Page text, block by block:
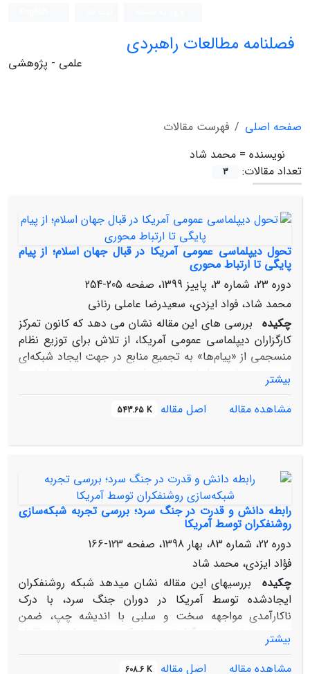
فصلنامه مطالعات راهبردی
علمی - پژوهشی
صفحه اصلی
فهرست مقالات
نویسنده = محمد شاد
تعداد مقالات:
3
تحول دیپلماسی عمومی آمریکا در قبال جهان اسلام؛ از پیام‏
پایگی تا ارتباط‏ محوری
دوره 23، شماره 3، پاییز 1399، صفحه
205-254
محمد شاد، فواد ایزدی، سعیدرضا عاملی رنانی
چکیده بررسی‏ های این مقاله نشان می‏ دهد که کانون تمرکز
کارگزاران دیپلماسی عمومی آمریکا، از تلاش برای توزیع نظام
منسجمی از «پیام‌ها» به تجمیع منابع در جهت ایجاد شبکه‌ای
درهم‌تنیده از «روابط» منتقل شده است. بر این اساس،
مخاطبین دستگاه دیپلماسی عمومی آمریکا در جهان اسلام،
بیش از آنکه در فرآیندی «یک‌سویه» و «اطلاع‌محور» تعداد
«دوسویه» و «ارتباط‌‌محور» شبکه قابل‌توجهی از
«مشارکت‌کنندگان فعال، همسو و متشکل» را در بر می‌گیرد که
در طیف متنوعی از برنامه‌های مبتکرانه‌ اجتماعی، اقتصادی،
سیاسی و حقوق‌بشری آمریکایی، مشارکت همدلانه دارند؛
کنشگرانی که بر اساس تصریح این اسناد، «شبکه شرکای
راهبردی» ایالات‌متحده و «مأمورین تغییر» در جوامع
دستخوش گذار خواهند بود.
بیشتر
مشاهده مقاله
اصل مقاله 543.65 K
رابطه دانش و قدرت در جنگ سرد؛ بررسی تجربه شبکه‌سازی
روشنفکران توسط آمریکا
دوره 22، شماره 83، بهار 1398، صفحه
123-166
فؤاد ایزدی، محمد شاد
چکیده
بررسی‏های این مقاله نشان می‏دهد شبکه روشنفکران
ایجادشده توسط آمریکا در دوران جنگ سرد، با درک
ناکارآمدی مواجهه سخت و سلبی با اندیشه چپ، ضمن
به‏رسمیت‏شناختن این گرایش، با رویکردی نرم و ایجابی اقدام
به ارائه خوانشی درونی از آن در قالب «چپ غیرکمونیستی»
کردند. این شبکه با تولید و پشتیبانی از این ایده که در عین
بیشتر
مشاهده مقاله
اصل مقاله 608.6 K